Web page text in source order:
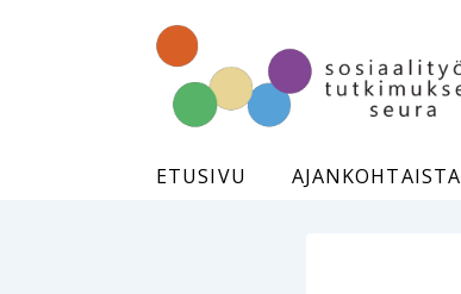
Päänavigaatio
ETUSIVU AJANKOHTAISTA